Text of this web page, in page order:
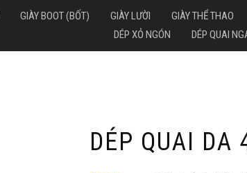
GIÀY BOOT (BỐT) GIÀY LƯỜI GIÀY THỂ THAO
DÉP XỎ NGÓN
DÉP QUAI
DÉP QUAI DA